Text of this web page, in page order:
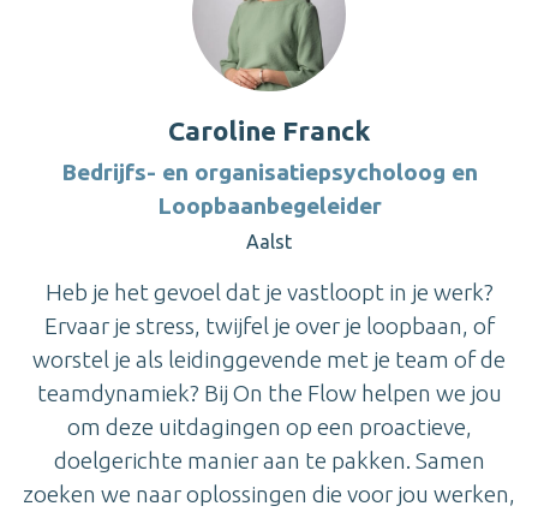
Caroline Franck
Bedrijfs- en organisatiepsycholoog en
Loopbaanbegeleider
Aalst
Heb je het gevoel dat je vastloopt in je werk?
Ervaar je stress, twijfel je over je loopbaan, of
worstel je als leidinggevende met je team of de
teamdynamiek? Bij On the Flow helpen we jou
om deze uitdagingen op een proactieve,
doelgerichte manier aan te pakken. Samen
zoeken we naar oplossingen die voor jou werken,